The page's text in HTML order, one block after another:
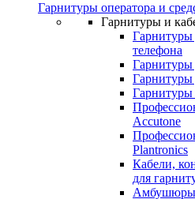
Гарнитуры оператора и
Гарнитуры и
Гарнитуры
телефона
Гарнитуры
Гарнитуры
Гарнитуры
Accutone
Plantronics
Кабели,
для
Амбушюры